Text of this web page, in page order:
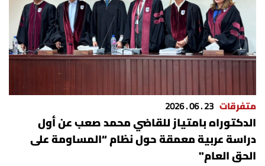
متفرقات 23 . 06 . 2026
الدكتوراه بامتياز للقاضي محمد صعب عن أول
دراسة عربية معمقة حول نظام “المساومة على
الحق العام"